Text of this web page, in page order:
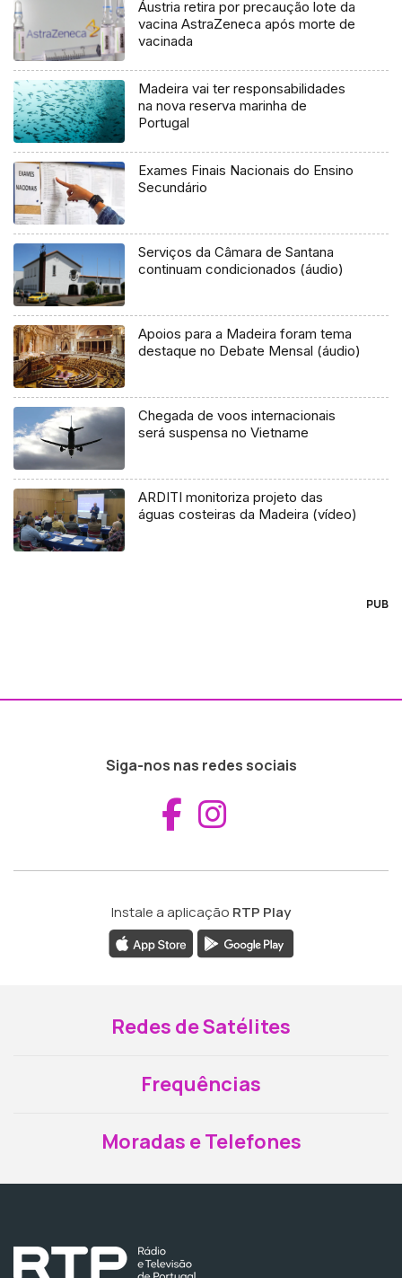
Áustria retira por precaução lote da
vacina AstraZeneca após morte de
vacinada
Madeira vai ter responsabilidades
na nova reserva marinha de
Portugal
Exames Finais Nacionais do Ensino
Secundário
Serviços da Câmara de Santana
continuam condicionados (áudio)
Apoios para a Madeira foram tema
destaque no Debate Mensal (áudio)
Chegada de voos internacionais
será suspensa no Vietname
ARDITI monitoriza projeto das
águas costeiras da Madeira (vídeo)
PUB
Siga-nos nas redes sociais
Aceder ao
Instale a aplicação RTP Play
Redes de Satélites
Frequências
Moradas e Telefones